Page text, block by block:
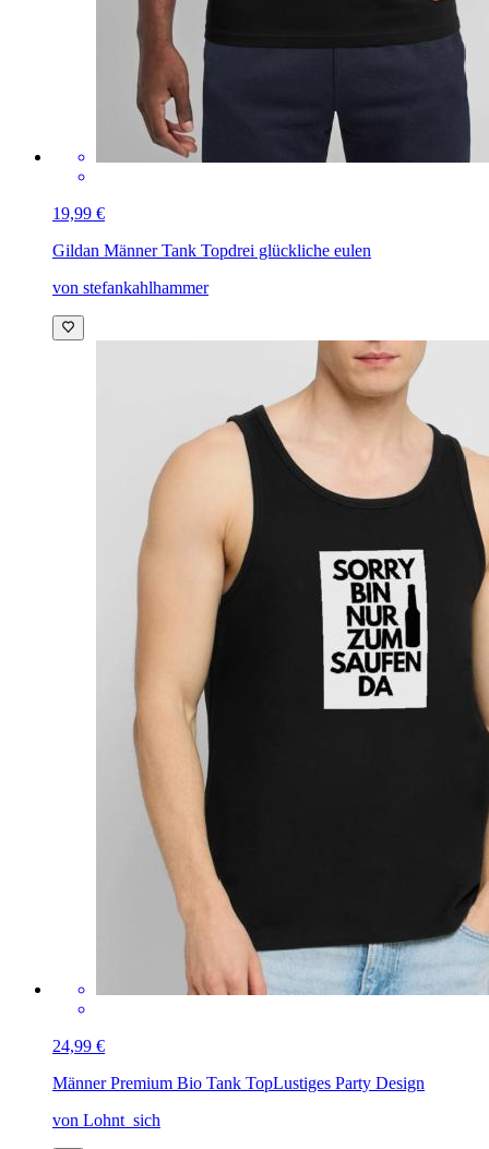
19,99 €
Gildan Männer Tank Topdrei glückliche eulen
von stefankahlhammer
24,99 €
Männer Premium Bio Tank TopLustiges Party Design
von Lohnt_sich